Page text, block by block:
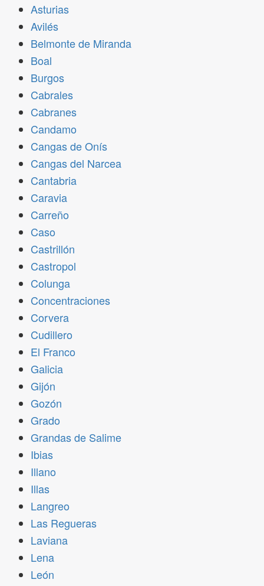
Asturias
Avilés
Belmonte de Miranda
Boal
Burgos
Cabrales
Cabranes
Candamo
Cangas de Onís
Cangas del Narcea
Cantabria
Caravia
Carreño
Caso
Castrillón
Castropol
Colunga
Concentraciones
Corvera
Cudillero
El Franco
Galicia
Gijón
Gozón
Grado
Grandas de Salime
Ibias
Illano
Illas
Langreo
Las Regueras
Laviana
Lena
León